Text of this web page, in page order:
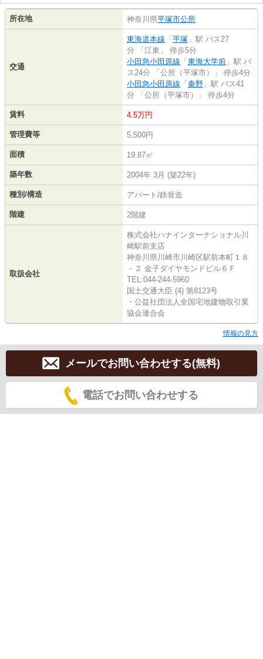
所在地 神奈川県平塚市公所
交通
東海道本線 「 平塚 」駅 バス27
分 「江東」 停歩5分
小田急小田原線 「 東海大学前 」駅 バ
ス24分 「公所（平塚市）」 停歩4分
小田急小田原線 「 秦野 」駅 バス41
分 「公所（平塚市）」 停歩4分
賃料 4.5万円
管理費等 5,500円
面積 19.87㎡
築年数 2004年 3月 (築22年)
種別/構造 アパート/鉄骨造
階建 2階建
取扱会社
株式会社ハナインターナショナル川
崎駅前支店
神奈川県川崎市川崎区駅前本町１８
－２ 金子ダイヤモンドビル６Ｆ
TEL:044-244-5960
国土交通大臣 (4) 第8123号
・公益社団法人全国宅地建物取引業
協会連合会
情報の見方
メールでお問い合わせする(無料)
電話でお問い合わせする